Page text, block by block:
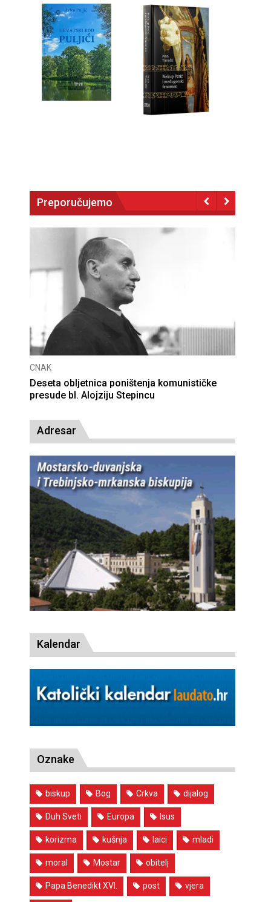
Preporučujemo
Smrtovdan nadbiskupa Petra Čule
Adresar
Kalendar
Oznake
biskup Bog Crkva dijalog
Duh Sveti Europa Isus
korizma kušnja laici mladi
moral Mostar obitelj
Papa Benedikt XVI. post vjera